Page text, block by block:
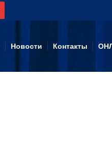
Новости Контакты